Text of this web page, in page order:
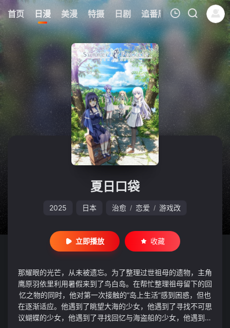
首页 日漫 美漫 特摄 日剧 追番周表 今日更新
0
我的观影记录
暂无观看影片的记录
夏日口袋
2025 日本 治愈 / 恋爱 / 游戏改
立即播放 收藏
那耀眼的光芒，从未被遗忘。为了整理过世祖母的遗物，主角
鹰原羽依里利用暑假来到了鸟白岛。在帮忙整理祖母留下的回
忆之物的同时，他对第一次接触的“岛上生活”感到困惑，但也
在逐渐适应。他遇到了眺望大海的少女，他遇到了寻找不可思
议蝴蝶的少女，他遇到了寻找回忆与海盗船的少女，他遇到了